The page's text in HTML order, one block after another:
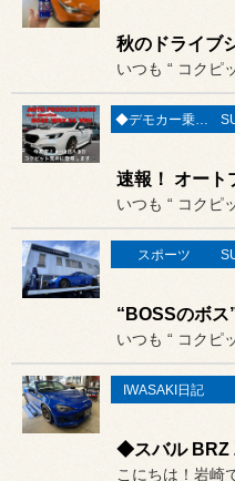
スポーツ
IWASAKI日記